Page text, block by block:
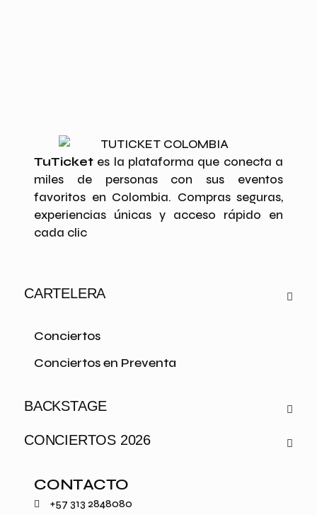
TuTicket es la plataforma que conecta a
miles de personas con sus eventos
favoritos en Colombia. Compras seguras,
experiencias únicas y acceso rápido en
cada clic
CARTELERA
Conciertos
Conciertos en Preventa
BACKSTAGE
CONCIERTOS 2026
CONTACTO
+57 313 2848080